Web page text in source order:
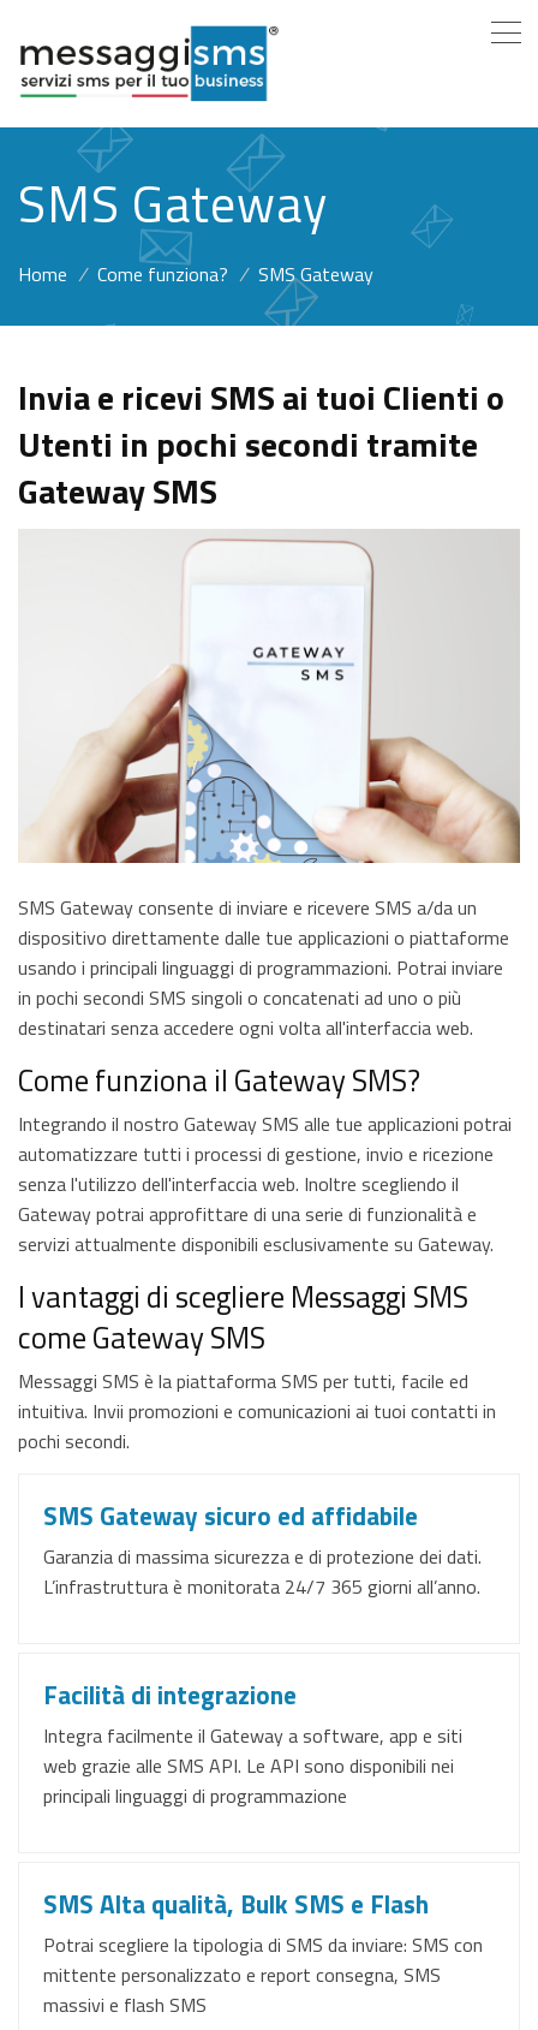
SMS Gateway
Home / Come funziona? / SMS Gateway
Invia e ricevi SMS ai tuoi Clienti o
Utenti in pochi secondi tramite
Gateway SMS
SMS Gateway consente di inviare e ricevere SMS a/da un
dispositivo direttamente dalle tue applicazioni o piattaforme
usando i principali linguaggi di programmazioni. Potrai inviare
in pochi secondi SMS singoli o concatenati ad uno o più
destinatari senza accedere ogni volta all'interfaccia web.
Come funziona il Gateway SMS?
Integrando il nostro Gateway SMS alle tue applicazioni potrai
automatizzare tutti i processi di gestione, invio e ricezione
senza l'utilizzo dell'interfaccia web. Inoltre scegliendo il
Gateway potrai approfittare di una serie di funzionalità e
servizi attualmente disponibili esclusivamente su Gateway.
I vantaggi di scegliere Messaggi SMS
come Gateway SMS
Messaggi SMS è la piattaforma SMS per tutti, facile ed
intuitiva. Invii promozioni e comunicazioni ai tuoi contatti in
pochi secondi.
SMS Gateway sicuro ed affidabile
Garanzia di massima sicurezza e di protezione dei dati.
L’infrastruttura è monitorata 24/7 365 giorni all’anno.
Facilità di integrazione
Integra facilmente il Gateway a software, app e siti
web grazie alle SMS API. Le API sono disponibili nei
principali linguaggi di programmazione
SMS Alta qualità, Bulk SMS e Flash
Potrai scegliere la tipologia di SMS da inviare: SMS con
mittente personalizzato e report consegna, SMS
massivi e flash SMS